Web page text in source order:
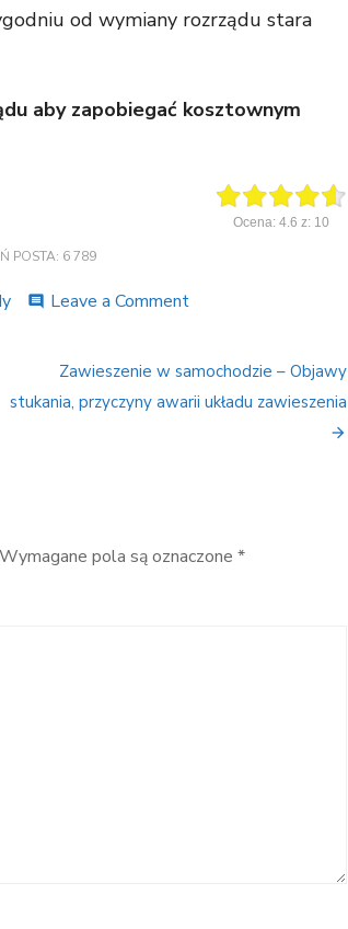
od wymiany rozrządu stara
aby zapobiegać kosztownym
Ocena: 4.6 z: 10
POSTA: 6 789
comment Leave a Comment
km
rozrządu
wody.
Zawieszenie w samochodzie – Objawy
stukania, przyczyny awarii układu zawieszenia
Wymagane pola są oznaczone *